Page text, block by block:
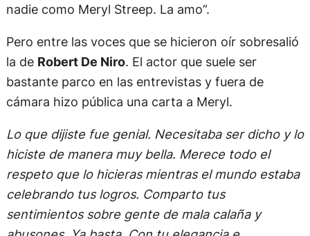
nadie como Meryl Streep. La amo”.
Pero entre las voces que se hicieron oír sobresalió
la de Robert De Niro. El actor que suele ser
bastante parco en las entrevistas y fuera de
cámara hizo pública una carta a Meryl.
Lo que dijiste fue genial. Necesitaba ser dicho y lo
hiciste de manera muy bella. Merece todo el
respeto que lo hicieras mientras el mundo estaba
celebrando tus logros. Comparto tus
sentimientos sobre gente de mala calaña y